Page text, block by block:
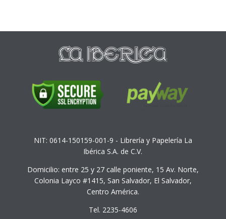
NIT: 0614-150159-001-9 - Librería y Papelería La
Ibérica S.A. de C.V.
Domicilio: entre 25 y 27 calle poniente, 15 Av. Norte,
Colonia Layco #1415, San Salvador, El Salvador,
Centro América.
Tel. 2235-4606